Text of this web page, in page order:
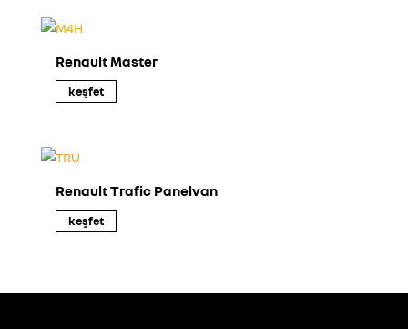
Renault Master
keşfet
Renault Trafic Panelvan
keşfet